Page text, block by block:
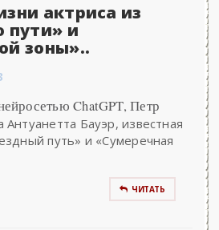
актриса из
пути» и
зоны»..
ChatGPT, Петр
Антуанетта Бауэр, известная
путь» и «Сумеречная
ЧИТАТЬ